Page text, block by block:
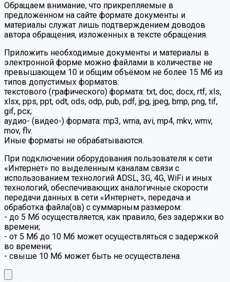
Обращаем внимание, что прикрепляемые в
предложенном на сайте формате документы и
материалы служат лишь подтверждением доводов
автора обращения, изложенных в тексте обращения.
Приложить необходимые документы и материалы в
электронной форме можно файлами в количестве не
превышающем 10 и общим объёмом не более 15 Мб из
типов допустимых форматов:
текстового (графического) формата: txt, doc, docx, rtf, xls,
xlsx, pps, ppt, odt, ods, odp, pub, pdf, jpg, jpeg, bmp, png, tif,
gif, pcx;
аудио- (видео-) формата: mp3, wma, avi, mp4, mkv, wmv,
mov, flv.
Иные форматы не обрабатываются.
При подключении оборудования пользователя к сети
«Интернет» по выделенным каналам связи с
использованием технологий ADSL, 3G, 4G, WiFi и иных
технологий, обеспечивающих аналогичные скорости
передачи данных в сети «Интернет», передача и
обработка файла(ов) с суммарным размером:
- до 5 Мб осуществляется, как правило, без задержки во
времени;
- от 5 Мб до 10 Мб может осуществляться с задержкой
во времени;
- свыше 10 Мб может быть не осуществлена.